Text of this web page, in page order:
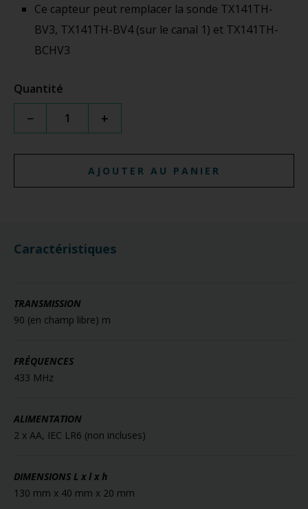
Ce capteur peut remplacer la sonde TX141TH-
BV3, TX141TH-BV4 (sur le canal 1) et TX141TH-
BCHV3
Quantité
− +
AJOUTER AU PANIER
Caractéristiques
TRANSMISSION
90 (en champ libre) m
FRÉQUENCES
433 MHz
ALIMENTATION
2 x AA, IEC LR6 (non incluses)
DIMENSIONS L x l x h
130 mm x 40 mm x 20 mm